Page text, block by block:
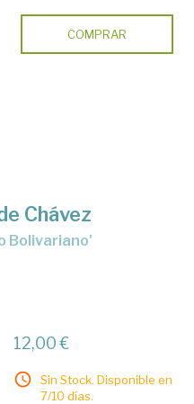
COMPRAR
Chávez
Bolivariano'
12,00 €
Sin Stock. Disponible en
7/10 días.